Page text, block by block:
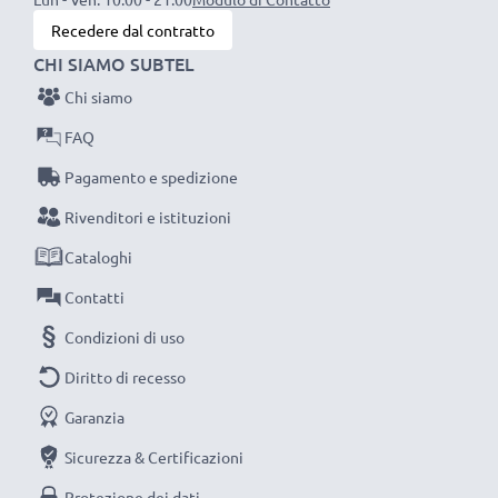
Sostituisci la batteria, non la macchina fotografica! È la
scelta più intelligente e più ecosostenibile che tu
possa fare, efficientando e riducendo l’impatto
ambientale e gli scarti superflui.
Scegli CELLONIC, scegli la lunga durata e l'efficienza,
non fare compromessi sulla qualità: ordina ora!
Recedere dal contratto
CHI SIAMO SUBTEL
Chi siamo
FAQ
Pagamento e spedizione
Rivenditori e istituzioni
Cataloghi
Contatti
Condizioni di uso
Diritto di recesso
Garanzia
Sicurezza & Certificazioni